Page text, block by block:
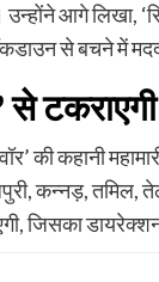
उन्होंने आगे लिखा,
से बचने में
की कहानी
कन्नड़,
जिसका